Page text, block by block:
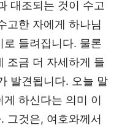
대조되는 것이 수고
고한 자에게 하나님
들려집니다. 물론
조금 더 자세하게 들
발견됩니다. 오늘 말
하신다는 의미 이
그것은, 여호와께서